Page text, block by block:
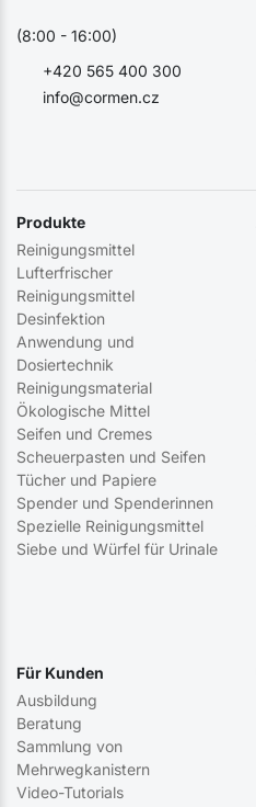
info@cormen.cz
+420 565 400 300
(8:00 - 16:00)
Produkte
Reinigungsmittel
Lufterfrischer
Reinigungsmittel
Desinfektion
Anwendung und
Dosiertechnik
Reinigungsmaterial
Ökologische Mittel
Seifen und Cremes
Scheuerpasten und Seifen
Tücher und Papiere
Spender und Spenderinnen
Spezielle Reinigungsmittel
Siebe und Würfel für Urinale
Für Kunden
Ausbildung
Beratung
Sammlung von
Mehrwegkanistern
Video-Tutorials